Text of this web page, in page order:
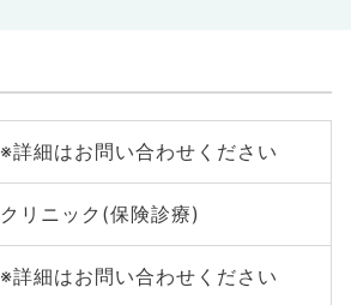
※詳細はお問い合わせください
クリニック(保険診療)
※詳細はお問い合わせください